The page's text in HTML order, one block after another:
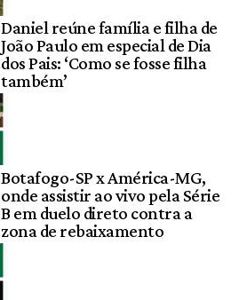
Daniel reúne família e filha de
João Paulo em especial de Dia
dos Pais: ‘Como se fosse filha
também’
Botafogo-SP x América-MG,
onde assistir ao vivo pela Série
B em duelo direto contra a
zona de rebaixamento